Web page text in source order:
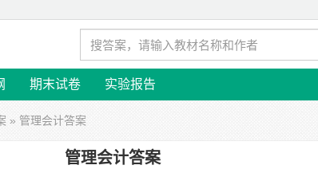
期末试卷 实验报告
» 管理会计答案
管理会计答案